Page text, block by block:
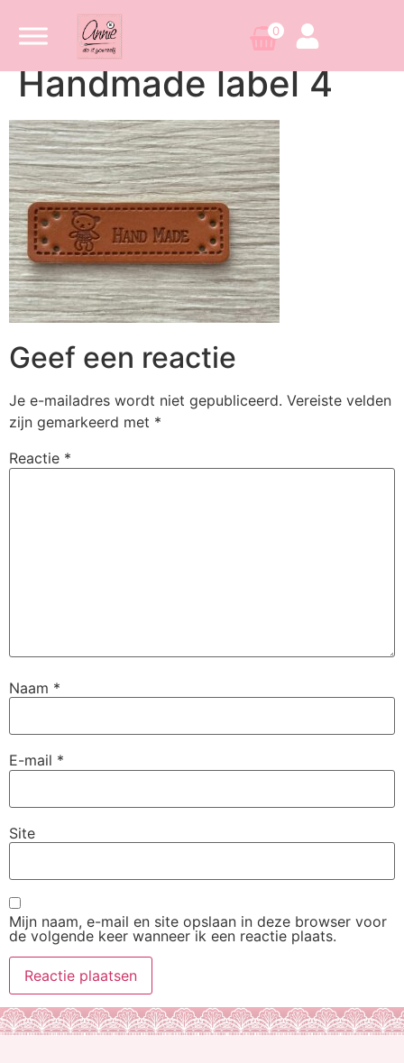
0
Handmade label 4
Geef een reactie
Je e-mailadres wordt niet gepubliceerd. Vereiste velden
zijn gemarkeerd met *
Reactie *
Naam *
E-mail *
Site
Mijn naam, e-mail en site opslaan in deze browser voor
de volgende keer wanneer ik een reactie plaats.